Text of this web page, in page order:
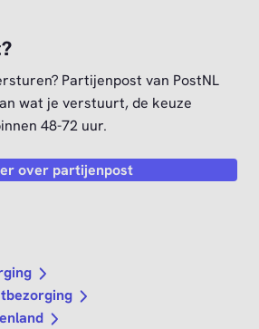
Partijenpost van PostNL
wat je verstuurt, de keuze
48-72 uur.
over partijenpost